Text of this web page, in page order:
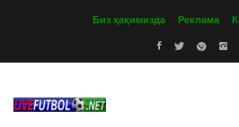
Биз ҳақимизда Реклама